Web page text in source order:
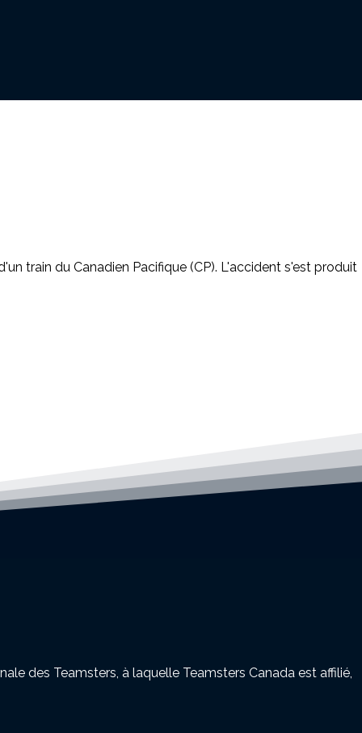
train du Canadien Pacifique (CP). L'accident s'est produit
des Teamsters, à laquelle Teamsters Canada est affilié,